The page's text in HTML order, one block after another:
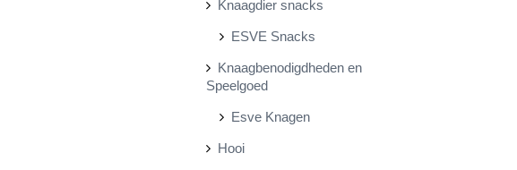
Knaagdier snacks
ESVE Snacks
Knaagbenodigdheden en
Speelgoed
Esve Knagen
Hooi